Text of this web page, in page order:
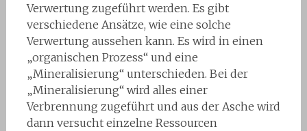
Verwertung zugeführt werden. Es gibt
verschiedene Ansätze, wie eine solche
Verwertung aussehen kann. Es wird in einen
„organischen Prozess“ und eine
„Mineralisierung“ unterschieden. Bei der
„Mineralisierung“ wird alles einer
Verbrennung zugeführt und aus der Asche wird
dann versucht einzelne Ressourcen